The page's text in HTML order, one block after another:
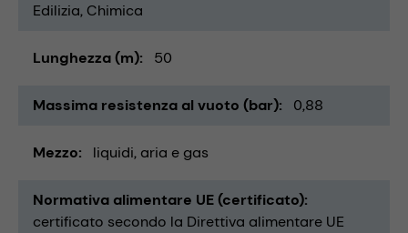
Edilizia Chimica
Lunghezza (m) 50
Massima resistenza al vuoto (bar) 0,88
Mezzo liquidi aria e gas
Normativa alimentare UE (certificato)
certificato secondo la Direttiva alimentare UE